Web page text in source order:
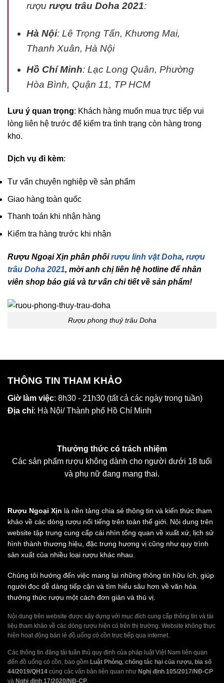
rượu rượu trâu Doha 2021:
Hà Nội: Lê Trọng Tấn, Khương Mai,
Thanh Xuân, Hà Nội
Hồ Chí Minh: Lạc Long Quân, Phường
Hòa Bình, Quận 11, TP HCM
Lưu ý quan trọng: Khách hàng muốn mua trực tiếp vui
lòng liên hệ trước để kiểm tra tình trạng còn hàng trong
kho.
Dịch vụ đi kèm:
Tư vấn chuyên nghiệp về sản phẩm
Giao hàng toàn quốc
Thanh toán khi nhận hàng
Kiểm tra hàng trước khi nhận
Rượu Ngoại Xịn phân phốirượu linh vật Doha, rượu
trâu Doha 2021, mời anh chị liên hệ hotline để nhân
viên shop báo giá và tư vấn chi tiết về sản phẩm!
Rượu phong thuỷ trâu Doha
THÔNG TIN THAM KHẢO
Giờ làm việc: 8h30 - 21h30 (tất cả các ngày trong tuần)
Địa chỉ: Hà Nội/ Thành phố Hồ Chí Minh
Thưởng thức có trách nhiệm
Các sản phẩm rượu không dành cho người dưới 18 tuổi
và phụ nữ đang mang thai.
Rượu Ngoại Xịn là nền tảng chia sẻ thông tin và kiến thức tham
khảo về các dòng rượu nổi tiếng trên toàn thế giới. Nội dung trên
website tập trung cung cấp cái nhìn tổng quan về xuất xứ, lịch sử
hình thành thương hiệu, đặc trưng hương vị cũng như quy trình
sản xuất của nhiều loại rượu khác nhau.
Chúng tôi hướng đến việc mang lại những thông tin hữu ích, giúp
người đọc dễ dàng tiếp cận và tìm hiểu sâu hơn về văn hóa
thưởng thức rượu một cách đơn giản và thú vị.
Nội dung trên website được xây dựng với mục đích cung cấp thông tin và tài
liệu tham khảo về các dòng rượu hiện có trên thị trường. Website không thực
hiện hoạt động bán lẻ đồ uống có cồn trực tiếp qua internet.
Các thông tin đăng tải tuân thủ quy định của pháp luật Việt Nam liên quan
đến đồ uống có cồn, bao gồm Luật Phòng, chống tác hại của rượu, bia số
44/2019/QH14 cùng các văn bản liên quan như Nghị định 105/2017/NĐ-CP
và Nghị định 17/2020/NĐ-CP.